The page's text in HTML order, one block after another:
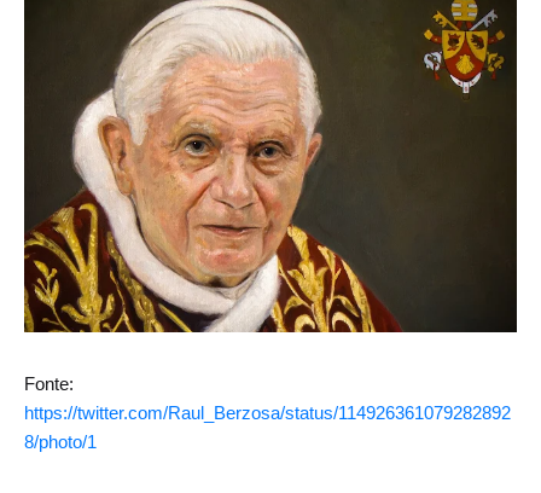
Fonte:
https://twitter.com/Raul_Berzosa/status/114926361079282892
8/photo/1